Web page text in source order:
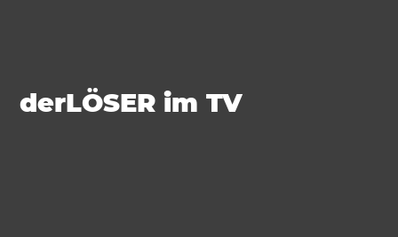
derLÖSER im TV